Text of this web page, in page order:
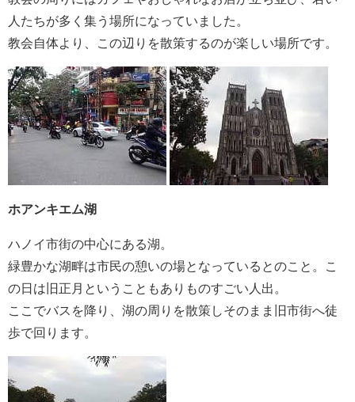
人たちが多く集う場所になっていました。
教会自体より、この辺りを散策するのが楽しい場所です。
ホアンキエム湖
ハノイ市街の中心にある湖。
緑豊かな湖畔は市民の憩いの場となっているとのこと。こ
の日は旧正月ということもありものすごい人出。
ここでバスを降り、湖の周りを散策しそのまま旧市街へ徒
歩で回ります。